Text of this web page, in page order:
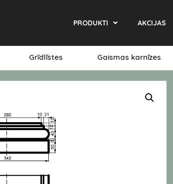
PRODUKTI AKCIJAS
Grīdlīstes Gaismas karnīzes